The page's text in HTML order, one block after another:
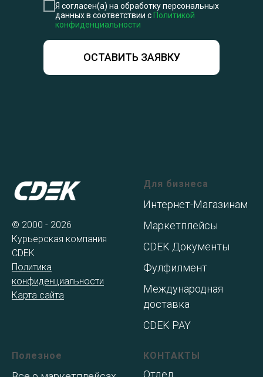
Я согласен(а) на обработку персональных
данных в соответствии с Политикой
конфиденциальности
ОСТАВИТЬ ЗАЯВКУ
© 2000 - 2026
Курьерская компания
CDEK
Политика
конфиденциальности
Карта сайта
Для бизнеса
Интернет-Магазинам
Маркетплейсы
CDEK Документы
Фулфилмент
Международная
доставка
CDEK PAY
Полезное КОНТАКТЫ